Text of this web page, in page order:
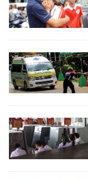
สาเหตุหลักมาจา
เฉพาะการลดลงใน
Express บริหารจั
ดังนั้น แม้ต้นทุนขาย
ช่วยให้ Kerry
3,880.6 ล้านบาท
ขาดทุน 2,829.8 ล้